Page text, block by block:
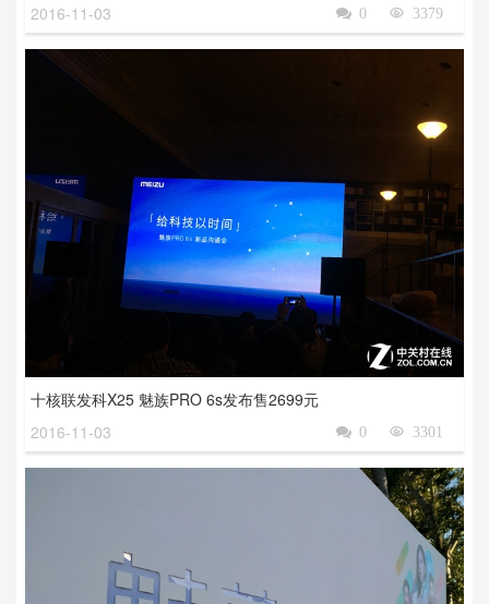
2016-11-03
3379

0

十核联发科X25 魅族PRO 6s发布售2699元
2016-11-03
3301

0
